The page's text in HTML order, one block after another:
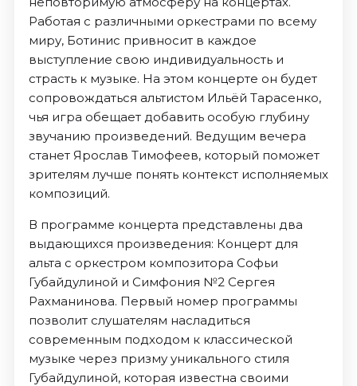
Работая с различными оркестрами по всему
миру, Ботинис привносит в каждое
выступление свою индивидуальность и
страсть к музыке. На этом концерте он будет
сопровождаться альтистом Ильёй Тарасенко,
чья игра обещает добавить особую глубину
звучанию произведений. Ведущим вечера
станет Ярослав Тимофеев, который поможет
зрителям лучше понять контекст исполняемых
композиций.
В программе концерта представлены два
выдающихся произведения: Концерт для
альта с оркестром композитора Софьи
Губайдулиной и Симфония №2 Сергея
Рахманинова. Первый номер программы
позволит слушателям насладиться
современным подходом к классической
музыке через призму уникального стиля
Губайдулиной, которая известна своими